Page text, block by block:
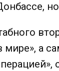
мире», а